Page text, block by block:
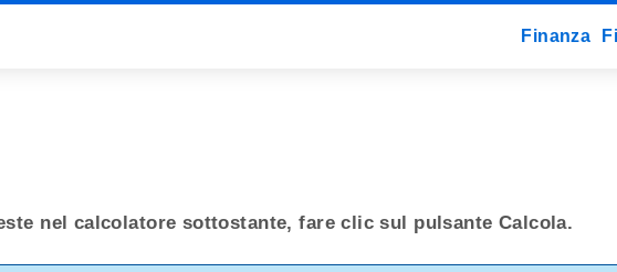
nel calcolatore sottostante, fare clic sul pulsante Calcola.
Finanza